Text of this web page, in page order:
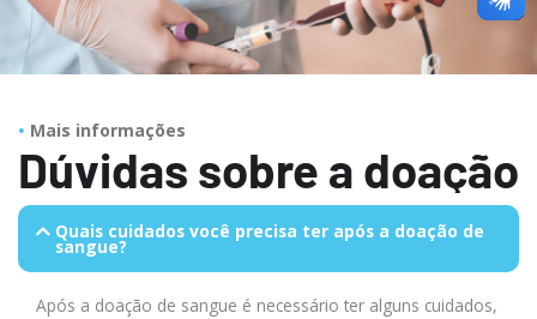
Mais informações
Dúvidas sobre a doação
Quais cuidados você precisa ter após a doação de
sangue?
Após a doação de sangue é necessário ter alguns cuidados,